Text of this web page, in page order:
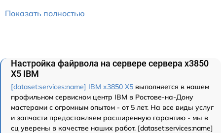
Показать полностью
Настройка файрвола на сервере сервера x3850
X5 IBM
[dataset:services:name] IBM x3850 X5 выполняется в нашем
профильном сервисном центр IBM в Ростове-на-Дону
мастерами с огромным опытом - от 5 лет. На все виды услуг
и запчасти предоставляем расширенную гарантию - мы в
сц уверены в качестве наших работ. [dataset:services:name]